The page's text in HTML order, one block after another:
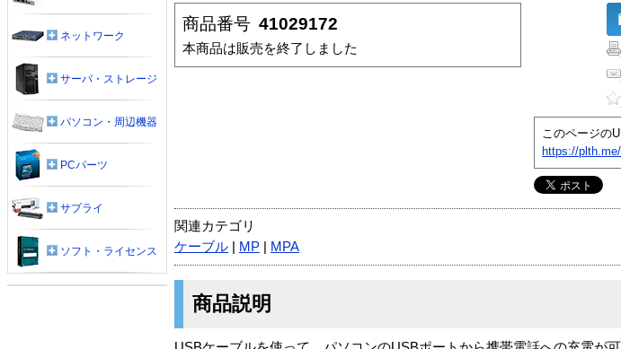
商品番号 41029172
本商品は販売を終了しました
このページの
https://
関連カテゴリ
ケーブル
MP MPA
商品説明
ネットワーク
サーバ・ストレージ
パソコン・周辺機器
PCパーツ
サプライ
ソフト・ライセンス